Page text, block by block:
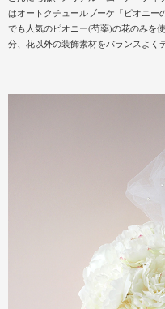
はオートクチュールブーケ「ピオニー
でも人気のピオニー(芍薬)の花のみを
分、花以外の装飾素材をバランスよく